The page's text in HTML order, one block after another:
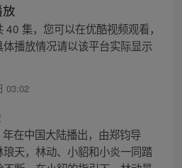
40 集，您可以在优酷视频观看，
播放情况请以该平台实际显示
03:02
在中国大陆播出，由郑钧导
天，林动、小貂和小炎一同踏